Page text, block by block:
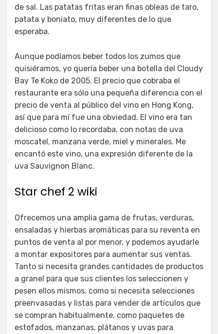
de sal. Las patatas fritas eran finas obleas de taro,
patata y boniato, muy diferentes de lo que
esperaba.
Aunque podíamos beber todos los zumos que
quisiéramos, yo quería beber una botella del Cloudy
Bay Te Koko de 2005. El precio que cobraba el
restaurante era sólo una pequeña diferencia con el
precio de venta al público del vino en Hong Kong,
así que para mí fue una obviedad. El vino era tan
delicioso como lo recordaba, con notas de uva
moscatel, manzana verde, miel y minerales. Me
encantó este vino, una expresión diferente de la
uva Sauvignon Blanc.
Star chef 2 wiki
Ofrecemos una amplia gama de frutas, verduras,
ensaladas y hierbas aromáticas para su reventa en
puntos de venta al por menor, y podemos ayudarle
a montar expositores para aumentar sus ventas.
Tanto si necesita grandes cantidades de productos
a granel para que sus clientes los seleccionen y
pesen ellos mismos, como si necesita selecciones
preenvasadas y listas para vender de artículos que
se compran habitualmente, como paquetes de
estofados, manzanas, plátanos y uvas para